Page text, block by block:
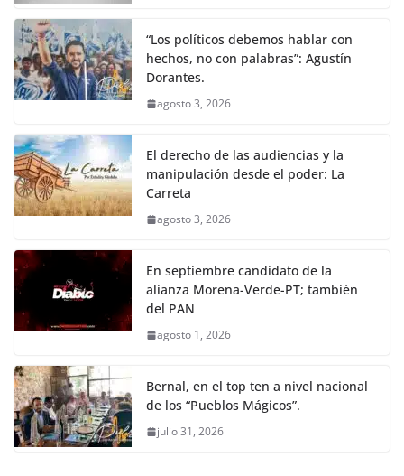
“Los políticos debemos hablar con
hechos, no con palabras”: Agustín
Dorantes.
agosto 3, 2026
El derecho de las audiencias y la
manipulación desde el poder: La
Carreta
agosto 3, 2026
En septiembre candidato de la
alianza Morena-Verde-PT; también
del PAN
agosto 1, 2026
Bernal, en el top ten a nivel nacional
de los “Pueblos Mágicos”.
julio 31, 2026